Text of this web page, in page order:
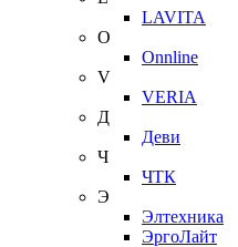
LAVITA
O
Onnline
V
VERIA
Д
Деви
Ч
ЧТК
Э
Элтехника
ЭргоЛайт